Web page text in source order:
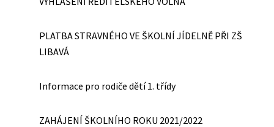
PLATBA STRAVNÉHO VE ŠKOLNÍ JÍDELNĚ PŘI ZŠ
LIBAVÁ
Informace pro rodiče dětí 1. třídy
ZAHÁJENÍ ŠKOLNÍHO ROKU 2021/2022